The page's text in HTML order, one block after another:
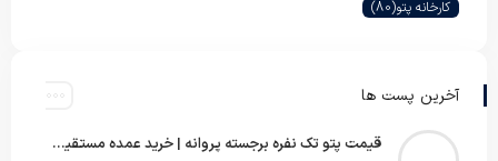
کارخانه پتو(80)
آخرین پست ها
قیمت پتو تک نفره برجسته پروانه | خرید عمده مستقیم با بهترین قیمت بازار